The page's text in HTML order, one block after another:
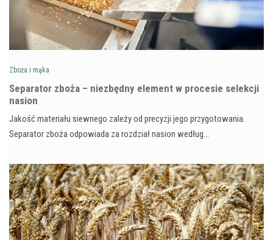
Zboża i mąka
Separator zboża – niezbędny element w procesie selekcji
nasion
Jakość materiału siewnego zależy od precyzji jego przygotowania.
Separator zboża odpowiada za rozdział nasion według…